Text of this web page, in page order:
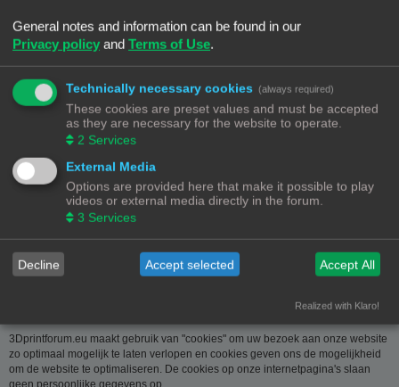
contact link. Bent u het niet eens met de manier waarop 3DPrintforum.eu uw
gegevens verwerkt, kan u klacht indienen bij de
Gegevensbeschermingsautoriteit
(www.privacycommission.be
- Drukpersstraat 35 te 1000 Brussel). Meer
informatie over de manier waarop 3DPrintforum.eu omgaat met uw gegevens
vindt u in het algemeen beleid inzake gegevensbescherming. Door de
toegang tot en het gebruik van de website verklaart u zich uitdrukkelijk akkoord
met de volgende algemene voorwaarden:
Aansprakelijkheid
De op deze website beschikbaar gestelde informatie is met de grootste zorg
samengesteld. Uiteraard is deze informatie richtinggevend en door de
beknoptheid niet altijd volledig. Voor verdere en concrete uitleg kan u met
welke vorm dan ook die voortvloeit uit het gebruik van de aangeboden
informatie.
3Dprintforum.eu maakt gebruik van "cookies" om uw bezoek aan onze website
zo optimaal mogelijk te laten verlopen en cookies geven ons de mogelijkheid
om de website te optimaliseren. De cookies op onze internetpagina's slaan
geen persoonlijke gegevens op.
General notes and information can be found in our
Privacy policy and Terms of Use.
Technically necessary cookies (always required)
These cookies are preset values and must be accepted
as they are necessary for the website to operate.
2 Services
External Media
Options are provided here that make it possible to play
videos or external media directly in the forum.
3 Services
Decline Accept selected Accept All
Realized with Klaro!